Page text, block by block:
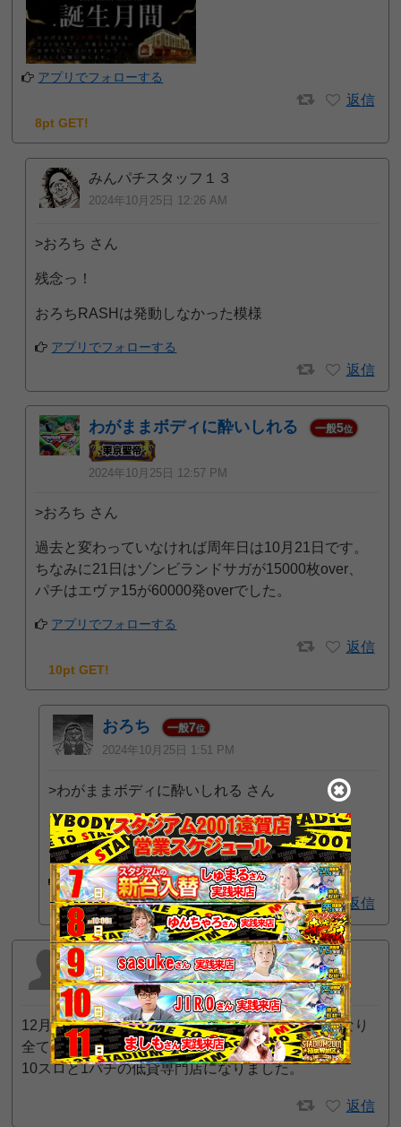
アプリでフォローする
返信
8pt GET!
みんパチスタッフ１３
2024年10月25日 12:26 AM
>おろち さん
残念っ！
おろちRASHは発動しなかった模様
アプリでフォローする
返信
わがままボディに酔いしれる 一般5位
2024年10月25日 12:57 PM
>おろち さん
過去と変わっていなければ周年日は10月21日です。
ちなみに21日はゾンビランドサガが15000枚over、
パチはエヴァ15が60000発overでした。
アプリでフォローする
返信
10pt GET!
おろち 一般7位
2024年10月25日 1:51 PM
>わがままボディに酔いしれる さん
そうだったのですね
ありがとうございます
アプリでフォローする
返信
パーラーアサヒの多分常連
2022年12月19日 7:55 AM
12月7日のリフレッシュオープンから4パチがなくなり
全て1パチになりました。
10スロと1パチの低貸専門店になりました。
返信